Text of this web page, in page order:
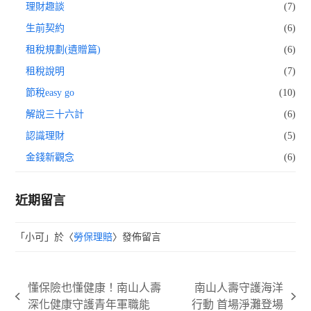
理財趣談 (7)
生前契約 (6)
租稅規劃(遺贈篇) (6)
租稅說明 (7)
節稅easy go (10)
解說三十六計 (6)
認識理財 (5)
金錢新觀念 (6)
近期留言
「小可 」於〈勞保理賠〉發佈留言
previous
懂保險也懂健康！南山人壽
深化健康守護青年軍職能
next
南山人壽守護海洋
行動 首場淨灘登場